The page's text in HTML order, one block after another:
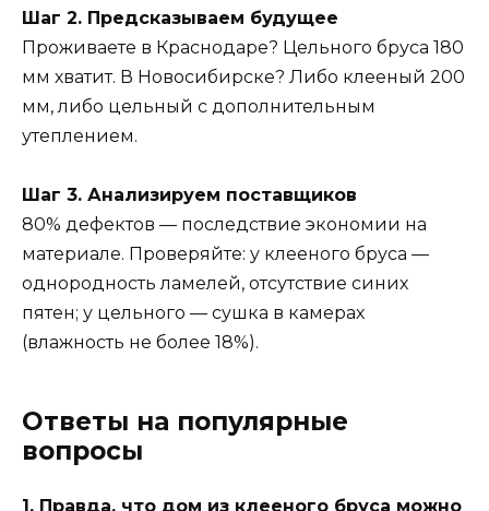
Шаг 2. Предсказываем будущее
Проживаете в Краснодаре? Цельного бруса 180
мм хватит. В Новосибирске? Либо клееный 200
мм, либо цельный с дополнительным
утеплением.
Шаг 3. Анализируем поставщиков
80% дефектов — последствие экономии на
материале. Проверяйте: у клееного бруса —
однородность ламелей, отсутствие синих
пятен; у цельного — сушка в камерах
(влажность не более 18%).
Ответы на популярные
вопросы
1. Правда, что дом из клееного бруса можно